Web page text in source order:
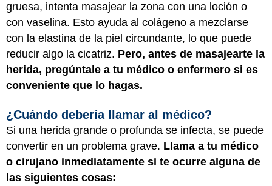
gruesa, intenta masajear la zona con una loción o
con vaselina. Esto ayuda al colágeno a mezclarse
con la elastina de la piel circundante, lo que puede
reducir algo la cicatriz. Pero, antes de masajearte la
herida, pregúntale a tu médico o enfermero si es
conveniente que lo hagas.
¿Cuándo debería llamar al médico?
Si una herida grande o profunda se infecta, se puede
convertir en un problema grave. Llama a tu médico
o cirujano inmediatamente si te ocurre alguna de
las siguientes cosas: